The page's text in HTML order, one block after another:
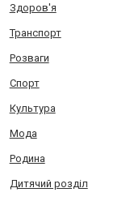
Здоров'я
Транспорт
Розваги
Спорт
Культура
Мода
Родина
Дитячий розділ